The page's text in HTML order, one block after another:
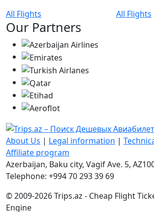
All Flights
All Flights
Our Partners
About Us | Legal information |
Affiliate program
Azerbaijan, Baku city, Vagif Ave. 5,
Telephone: +994 70 293 39 69
© 2009-2026 Trips.az - Cheap Flight
Engine